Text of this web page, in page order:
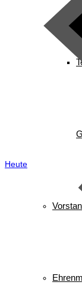
Heute